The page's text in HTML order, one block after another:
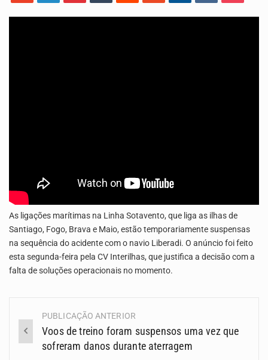
As ligações marítimas na Linha Sotavento, que liga as ilhas de
Santiago, Fogo, Brava e Maio, estão temporariamente suspensas
na sequência do acidente com o navio Liberadi. O anúncio foi feito
esta segunda-feira pela CV Interilhas, que justifica a decisão com a
falta de soluções operacionais no momento.
Navegação
(Posts)
PUBLICAÇÃO ANTERIOR
Voos de treino foram suspensos uma vez que
sofreram danos durante aterragem